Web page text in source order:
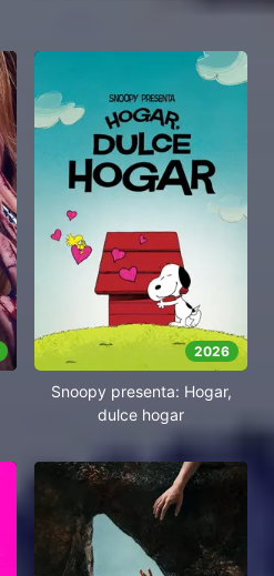
2026
Snoopy presenta: Hogar,
dulce hogar